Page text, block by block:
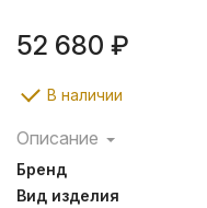
52 680 ₽
В наличии
Описание
Альянс из одеял с
шелка высшего
Одеяло ALLIANCE
Бренд
Вид изделия